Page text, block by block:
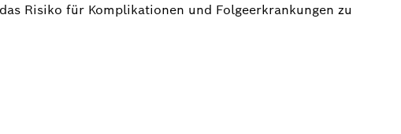
Risiko für Komplikationen und Folgeerkrankungen zu